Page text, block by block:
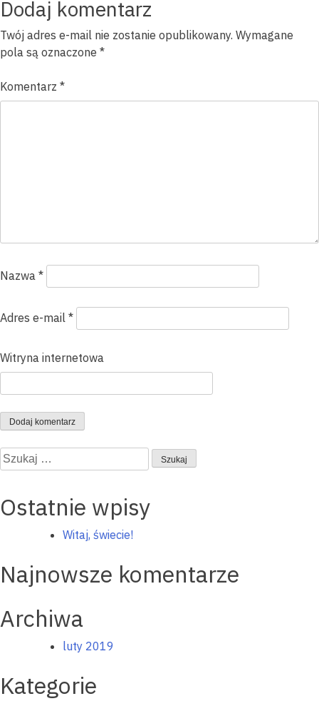
Dodaj komentarz
Twój adres e-mail nie zostanie opublikowany. Wymagane
pola są oznaczone *
Komentarz *
Nazwa *
Adres e-mail *
Witryna internetowa
Szukaj:
Ostatnie wpisy
Witaj, świecie!
Najnowsze komentarze
Archiwa
luty 2019
Kategorie